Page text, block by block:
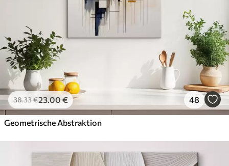
38.33€23.00 € 48
Geometrische Abstraktion